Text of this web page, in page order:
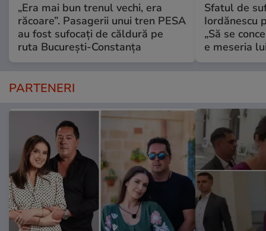
„Era mai bun trenul vechi, era
răcoare”. Pasagerii unui tren PESA
au fost sufocați de căldură pe
ruta București-Constanța
Sfatul de
Iordănescu
„Să se
e meseria
PARTENERI